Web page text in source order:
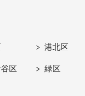
港北区
区 緑区